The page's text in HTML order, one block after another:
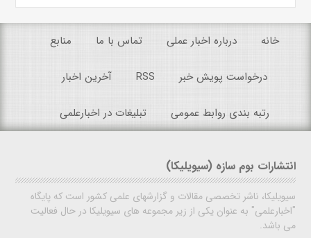
خانه درباره اخبار عملی تماس با ما منابع
درخواست پویش خبر RSS آخرین اخبار
رتبه بندی روابط عمومی تبلیغات در اخبارعلمی
انتشارات بوم سازه (سیویلیکا)
سیویلیکا، ناشر تخصصی مقالات و گزارشهای علمی کشور است که پایگاه
"اخبارعلمی" به عنوان یکی از زیر مجموعه های سیویلیکا در حال فعالیت
می باشد.